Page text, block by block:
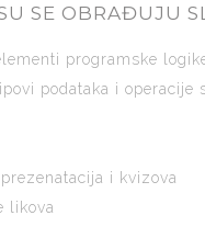
SE OBRAĐUJU
programske
podataka i operacije
i kvizova
likova